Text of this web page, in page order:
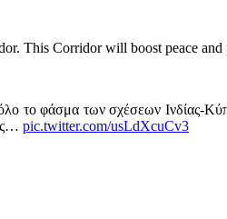
This Corridor will boost peace and
το φάσμα των σχέσεων Ινδίας-
pic.twitter.com/usLdXcuCv3